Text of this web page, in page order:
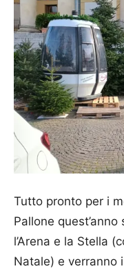
Tutto pronto per i
Pallone
l’Arena e la Stella
Natale) e verranno